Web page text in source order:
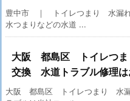
豊中市 ｜ トイレつまり 水漏
水つまりなどの水道 ...
大阪 都島区 トイレつ
交換 水道トラブル修理は
大阪 都島区 トイレつまり 水